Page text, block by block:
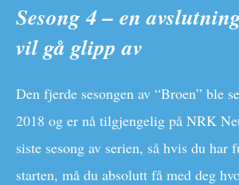
Sesong 4 – en
vil gå glipp av
Den fjerde sesongen av “Broen” ble
2018 og er nå tilgjengelig på NRK
siste sesong av serien, så hvis du har
starten, må du absolutt få med deg